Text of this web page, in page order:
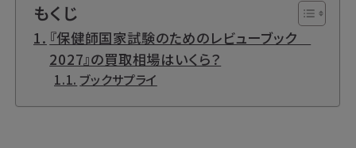
もくじ
『保健師国家試験のためのレビューブック
2027』の買取相場はいくら？
ブックサプライ